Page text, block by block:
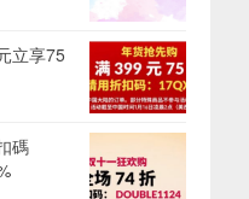
立享75
碼